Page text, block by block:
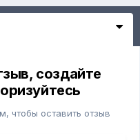
создайте
чтобы оставить отзыв